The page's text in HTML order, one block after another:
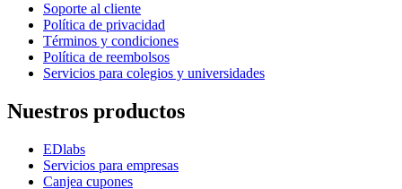
Soporte al cliente
Política de privacidad
Términos y condiciones
Política de reembolsos
Servicios para colegios y universidades
Nuestros productos
EDlabs
Servicios para empresas
Canjea cupones